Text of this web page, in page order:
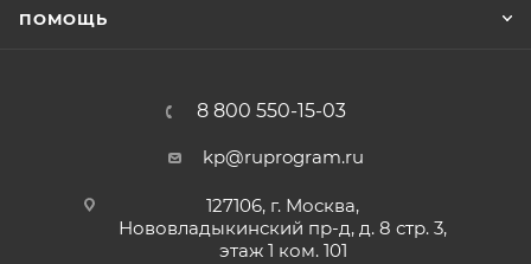
ПОМОЩЬ
8 800 550-15-03
kp@ruprogram.ru
127106, г. Москва,
Нововладыкинский пр-д, д. 8 стр. 3,
этаж 1 ком. 101